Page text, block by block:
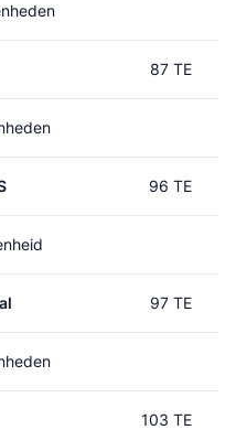
87 TE
96 TE
97 TE
103 TE